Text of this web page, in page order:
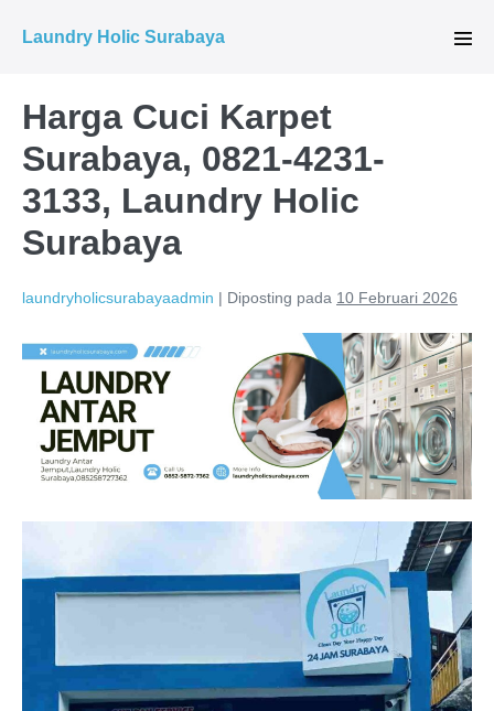
Laundry Holic Surabaya
Harga Cuci Karpet
Surabaya, 0821-4231-
3133, Laundry Holic
Surabaya
laundryholicsurabayaadmin | Diposting pada 10 Februari 2026